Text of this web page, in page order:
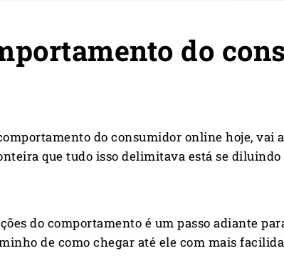
do
do consumidor online hoje, vai
que tudo isso delimitava está se
do comportamento é um passo adiante
de como chegar até ele com mais